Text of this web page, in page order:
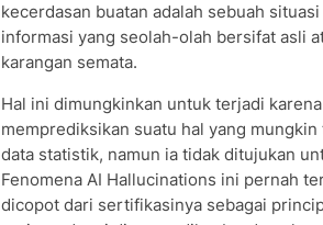
kecerdasan buatan adalah sebuah
informasi yang seolah-olah bersifat asli
karangan semata.
Hal ini dimungkinkan untuk terjadi
memprediksikan suatu hal yang
data statistik, namun ia tidak ditujukan
Fenomena AI Hallucinations ini pernah
dicopot dari sertifikasinya sebagai